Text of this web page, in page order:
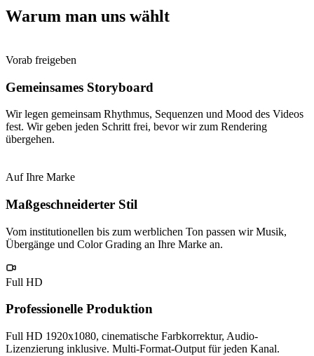
Warum man uns wählt
Vorab freigeben
Gemeinsames Storyboard
Wir legen gemeinsam Rhythmus, Sequenzen und Mood des Videos
fest. Wir geben jeden Schritt frei, bevor wir zum Rendering
übergehen.
Auf Ihre Marke
Maßgeschneiderter Stil
Vom institutionellen bis zum werblichen Ton passen wir Musik,
Übergänge und Color Grading an Ihre Marke an.
Full HD
Professionelle Produktion
Full HD 1920x1080, cinematische Farbkorrektur, Audio-
Lizenzierung inklusive. Multi-Format-Output für jeden Kanal.